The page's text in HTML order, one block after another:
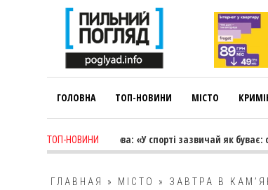
ГОЛОВНА ТОП-НОВИНИ МІСТО
ТОП-НОВИНИ
Лариса Коновалова: «У спорті зазвичай як буває:
ГЛАВНАЯ » МІСТО » ЗАВТРА В